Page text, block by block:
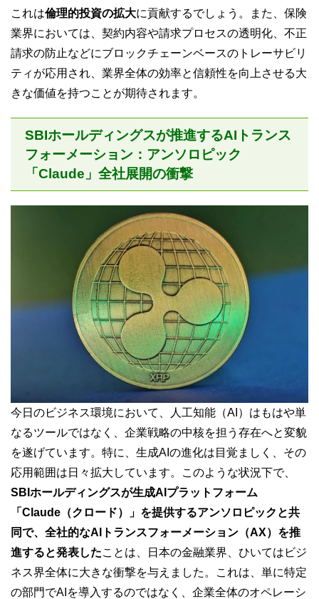
これは倫理的投資の拡大に貢献するでしょう。また、保険
業界においては、契約内容や請求プロセスの透明化、不正
請求の防止などにブロックチェーンベースのトレーサビリ
ティが応用され、業界全体の効率と信頼性を向上させる大
きな価値を持つことが期待されます。
SBIホールディングスが推進するAIトランス
フォーメーション：アンソロピック
「Claude」全社展開の衝撃
今日のビジネス環境において、人工知能（AI）はもはや単
なるツールではなく、企業戦略の中核を担う存在へと変貌
を遂げています。特に、生成AIの進化は目覚ましく、その
応用範囲は日々拡大しています。このような状況下で、
SBIホールディングスが生成AIプラットフォーム
「Claude（クロード）」を提供するアンソロピックと共
同で、全社的なAIトランスフォーメーション（AX）を推
進すると発表したことは、日本の金融業界、ひいてはビジ
ネス界全体に大きな衝撃を与えました。これは、単に特定
の部門でAIを導入するのではなく、企業全体のオペレーシ